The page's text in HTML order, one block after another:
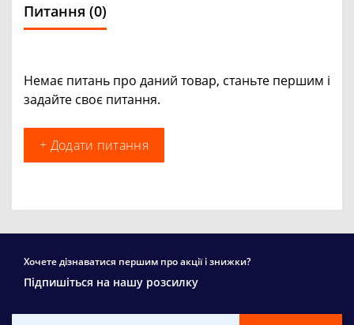
Питання (0)
Немає питань про даний товар, станьте першим і
задайте своє питання.
+ Додати питання
Хочете дізнаватися першим про акції і знижки?
Підпишіться на нашу розсилку